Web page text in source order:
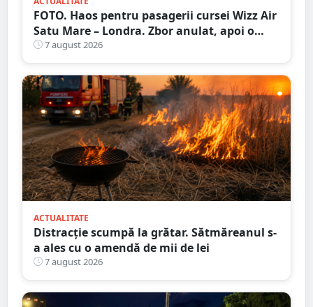
FOTO. Haos pentru pasagerii cursei Wizz Air
Satu Mare – Londra. Zbor anulat, apoi o
nouă întârziere. Fără explicații clare
7 august 2026
ACTUALITATE
Distracție scumpă la grătar. Sătmăreanul s-
a ales cu o amendă de mii de lei
7 august 2026